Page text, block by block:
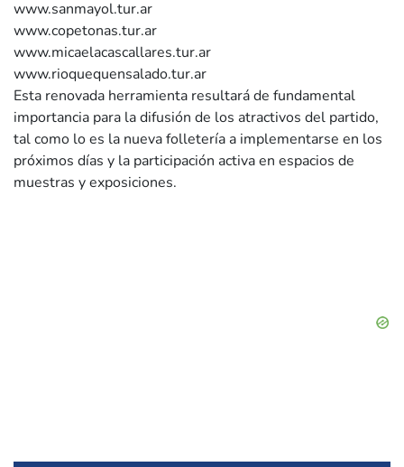
www.sanmayol.tur.ar
www.copetonas.tur.ar
www.micaelacascallares.tur.ar
www.rioquequensalado.tur.ar
Esta renovada herramienta resultará de fundamental
importancia para la difusión de los atractivos del partido,
tal como lo es la nueva folletería a implementarse en los
próximos días y la participación activa en espacios de
muestras y exposiciones.